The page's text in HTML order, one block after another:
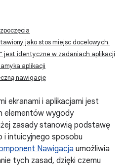
jako stos miejsc docelowych.
jest identyczne w zadaniach aplikacji
aplikacji
nawigację
ekranami i aplikacjami jest
elementów wygody
zasady stanowią podstawę
i intuicyjnego sposobu
Nawigacja umożliwia
tych zasad, dzięki czemu